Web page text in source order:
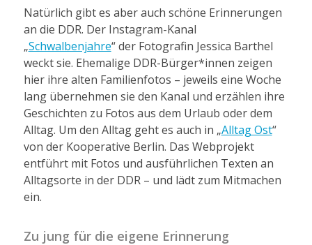
Natürlich gibt es aber auch schöne Erinnerungen
an die DDR. Der Instagram-Kanal
„Schwalbenjahre“ der Fotografin Jessica Barthel
weckt sie. Ehemalige DDR-Bürger*innen zeigen
hier ihre alten Familienfotos – jeweils eine Woche
lang übernehmen sie den Kanal und erzählen ihre
Geschichten zu Fotos aus dem Urlaub oder dem
Alltag. Um den Alltag geht es auch in „Alltag Ost“
von der Kooperative Berlin. Das Webprojekt
entführt mit Fotos und ausführlichen Texten an
Alltagsorte in der DDR – und lädt zum Mitmachen
ein.
Zu jung für die eigene Erinnerung